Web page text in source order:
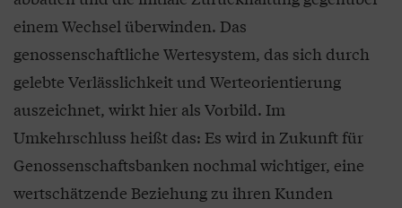
einem Wechsel überwinden. Das
genossenschaftliche Wertesystem, das sich durch
gelebte Verlässlichkeit und Werteorientierung
auszeichnet, wirkt hier als Vorbild. Im
Umkehrschluss heißt das: Es wird in Zukunft für
Genossenschaftsbanken nochmal wichtiger, eine
wertschätzende Beziehung zu ihren Kunden